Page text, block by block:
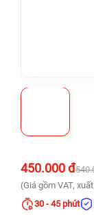
450.000 đ
(Giá gồm VAT,
30 - 45 phút